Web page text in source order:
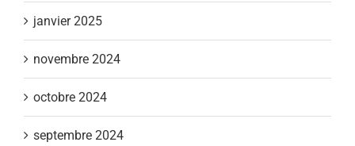
janvier 2025
novembre 2024
octobre 2024
septembre 2024